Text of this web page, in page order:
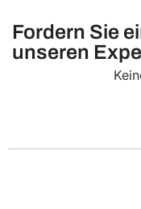
Fordern Sie
unseren